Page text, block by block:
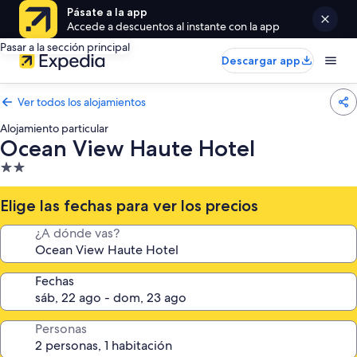
Pásate a la app
Accede a descuentos al instante con la app
Pasar a la sección principal
Descargar app
Ver todos los alojamientos
Alojamiento particular
Ocean View Haute Hotel
Alojamiento
de
2.0 estrellas
Elige las fechas para ver los precios
¿A dónde vas?
Fechas
Personas